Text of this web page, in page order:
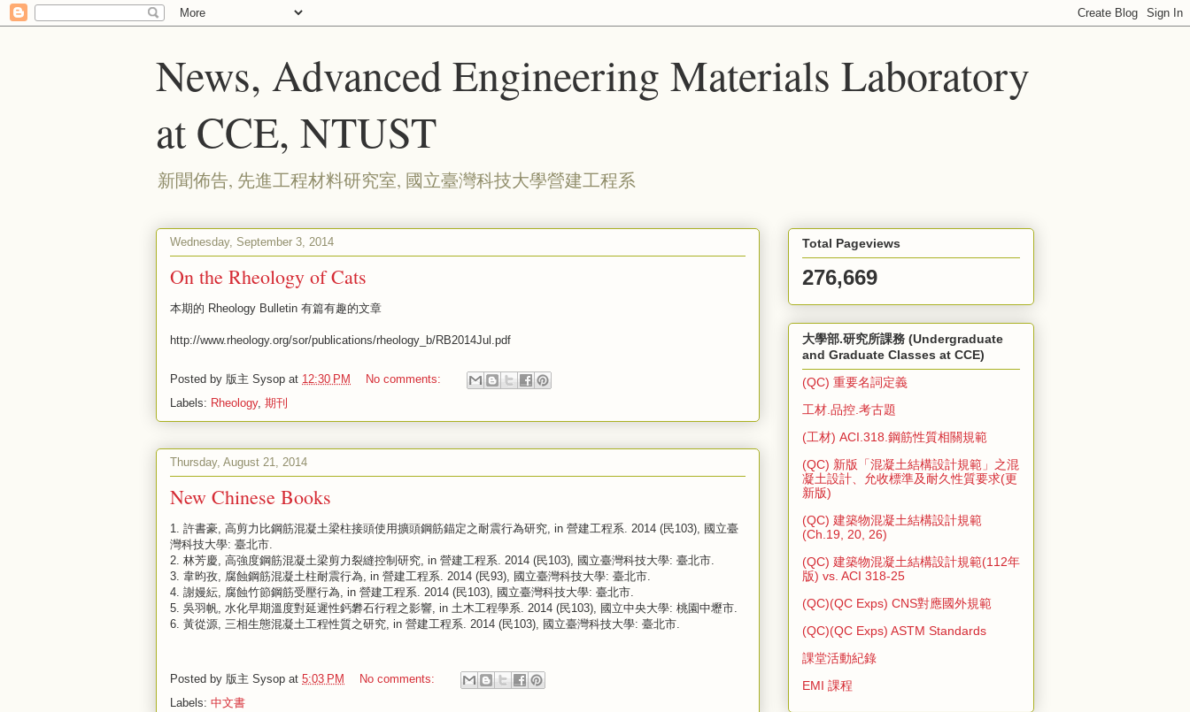
News, Advanced Engineering Materials Laboratory
at CCE, NTUST
新聞佈告, 先進工程材料研究室, 國立臺灣科技大學營建工程系
Wednesday, September 3, 2014
On the Rheology of Cats
本期的 Rheology Bulletin 有篇有趣的文章
http://www.rheology.org/sor/publications/rheology_b/RB2014Jul.pdf
Posted by 版主 Sysop at 12:30 PM
No comments:
Labels: Rheology, 期刊
Thursday, August 21, 2014
New Chinese Books
1. 許書豪, 高剪力比鋼筋混凝土梁柱接頭使用擴頭鋼筋錨定之耐震行為研究, in 營建工程系. 2014 (民103), 國立臺
灣科技大學: 臺北市.
2. 林芳慶, 高強度鋼筋混凝土梁剪力裂縫控制研究, in 營建工程系. 2014 (民103), 國立臺灣科技大學: 臺北市.
3. 韋昀孜, 腐蝕鋼筋混凝土柱耐震行為, in 營建工程系. 2014 (民93), 國立臺灣科技大學: 臺北市.
4. 謝嫚紜, 腐蝕竹節鋼筋受壓行為, in 營建工程系. 2014 (民103), 國立臺灣科技大學: 臺北市.
5. 吳羽帆, 水化早期溫度對延遲性鈣礬石行程之影響, in 土木工程學系. 2014 (民103), 國立中央大學: 桃園中壢市.
6. 黃從源, 三相生態混凝土工程性質之研究, in 營建工程系. 2014 (民103), 國立臺灣科技大學: 臺北市.
Posted by 版主 Sysop at 5:03 PM
No comments:
Labels: 中文書
Total Pageviews
276,669
大學部.研究所課務 (Undergraduate
and Graduate Classes at CCE)
(QC) 重要名詞定義
工材.品控.考古題
(工材) ACI.318.鋼筋性質相關規範
(QC) 新版「混凝土結構設計規範」之混
凝土設計、允收標準及耐久性質要求(更
新版)
(QC) 建築物混凝土結構設計規範
(Ch.19, 20, 26)
(QC) 建築物混凝土結構設計規範(112年
版) vs. ACI 318-25
(QC)(QC Exps) CNS對應國外規範
(QC)(QC Exps) ASTM Standards
課堂活動紀錄
EMI 課程